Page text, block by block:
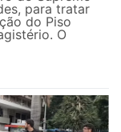
para tratar
do Piso
O